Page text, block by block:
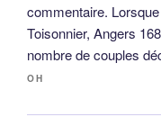
commentaire. Lorsque
Toisonnier, Angers
nombre de couples
OH